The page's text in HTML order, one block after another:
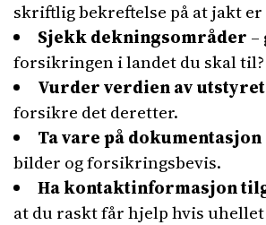
skriftlig bekreftelse på at jakt
Sjekk dekningsområder –
forsikringen i landet du skal til?
Vurder verdien av
forsikre det deretter.
Ta vare på dokumentasjon
bilder og forsikringsbevis.
Ha kontaktinformasjon
at du raskt får hjelp hvis